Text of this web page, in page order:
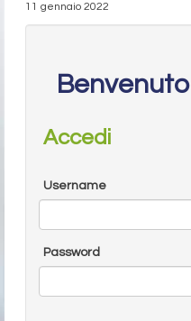
11 gennaio 2022
Accedi
Username
Password